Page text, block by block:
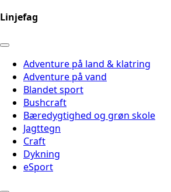
Linjefag
Adventure på land & klatring
Adventure på vand
Blandet sport
Bushcraft
Bæredygtighed og grøn skole
Jagttegn
Craft
Dykning
eSport